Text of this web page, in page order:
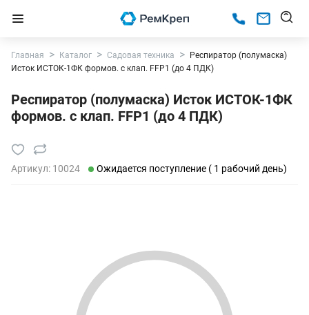
Главная Каталог Садовая техника
Респиратор (полумаска)
Исток ИСТОК-1ФК формов. с клап. FFP1 (до 4 ПДК)
Респиратор (полумаска) Исток ИСТОК-1ФК
формов. с клап. FFP1 (до 4 ПДК)
Артикул: 10024 Ожидается поступление ( 1 рабочий день)